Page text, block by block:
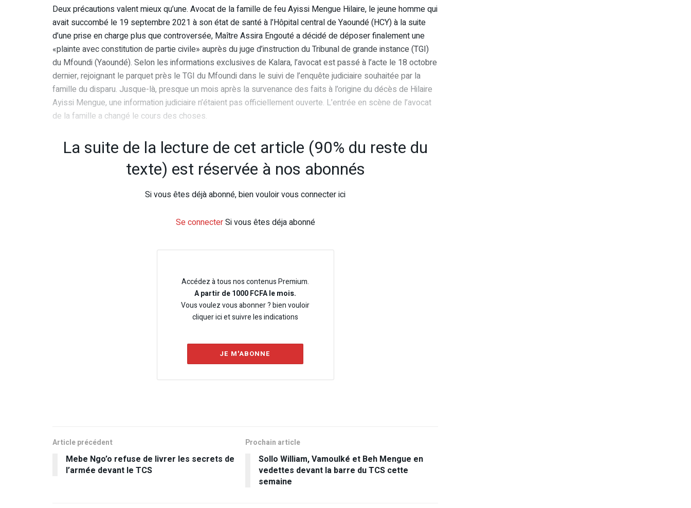
Deux précautions valent mieux qu’une. Avocat de la famille de feu Ayissi Mengue Hilaire, le jeune homme qui
avait succombé le 19 septembre 2021 à son état de santé à l’Hôpital central de Yaoundé (HCY) à la suite
d’une prise en charge plus que controversée, Maître Assira Engouté a décidé de déposer finalement une
«plainte avec constitution de partie civile» auprès du juge d’instruction du Tribunal de grande instance (TGI)
du Mfoundi (Yaoundé). Selon les informations exclusives de Kalara, l’avocat est passé à l’acte le 18 octobre
dernier, rejoignant le parquet près le TGI du Mfoundi dans le suivi de l’enquête judiciaire souhaitée par la
famille du disparu. Jusque-là, presque un mois après la survenance des faits à l’origine du décès de Hilaire
Ayissi Mengue, une information judiciaire n’étaient pas officiellement ouverte. L’entrée en scène de l’avocat
de la famille a changé le cours des choses.
La suite de la lecture de cet article (90% du reste du
texte) est réservée à nos abonnés
Si vous êtes déjà abonné, bien vouloir vous connecter ici
Se connecterSi vous êtes déja abonné
Accédez à tous nos contenus Premium.
A partir de 1000 FCFA le mois.
Vous voulez vous abonner ? bien vouloir
cliquer ici et suivre les indications
JE M'ABONNE
Article précédent
Mebe Ngo’o refuse de livrer les secrets de
l’armée devant le TCS
Prochain article
Sollo William, Vamoulké et Beh Mengue en
vedettes devant la barre du TCS cette
semaine